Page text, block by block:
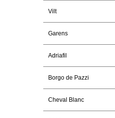
Vilt
Garens
Adriafil
Borgo de Pazzi
Cheval Blanc